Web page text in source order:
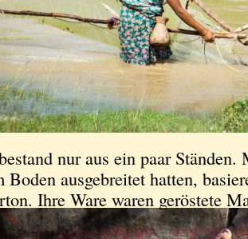
nur aus ein paar Ständen.
Boden ausgebreitet hatten,
Ihre Ware waren geröstete